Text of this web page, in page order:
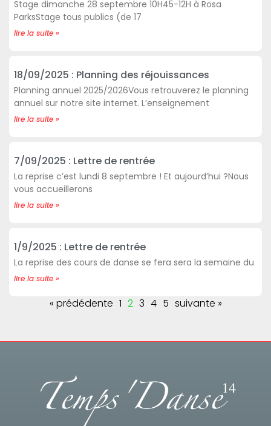
Stage dimanche 28 septembre 10H45-12H à Rosa
ParksStage tous publics (de 17
lire la suite »
18/09/2025 : Planning des réjouissances
Planning annuel 2025/2026Vous retrouverez le planning
annuel sur notre site internet. L’enseignement
lire la suite »
7/09/2025 : Lettre de rentrée
La reprise c’est lundi 8 septembre ! Et aujourd’hui ?Nous
vous accueillerons
lire la suite »
1/9/2025 : Lettre de rentrée
La reprise des cours de danse se fera sera la semaine du
lire la suite »
« prédédente 1 2 3 4 5 suivante »